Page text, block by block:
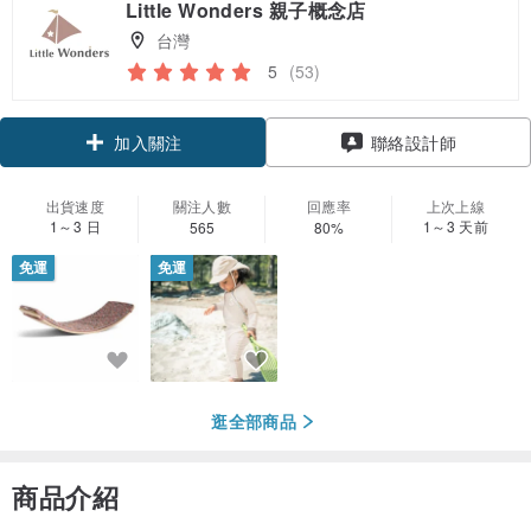
Little Wonders 親子概念店
台灣
5 (53)
加入關注 聯絡設計師
出貨速度
1～3 日
關注人數
565
回應率
80%
上次上線
1～3 天前
免運 免運
逛全部商品
商品介紹